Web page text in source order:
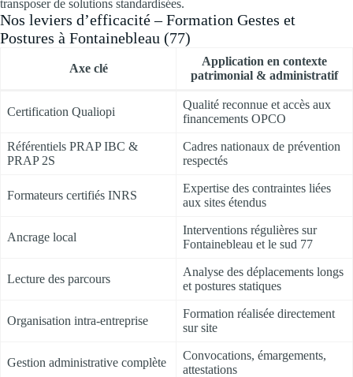
transposer de solutions standardisées.
Nos leviers d’efficacité – Formation Gestes et
Postures à Fontainebleau (77)
Axe clé
Application en contexte
patrimonial & administratif
Certification Qualiopi
Qualité reconnue et accès aux
financements OPCO
Référentiels PRAP IBC &
PRAP 2S
Cadres nationaux de prévention
respectés
Formateurs certifiés INRS
Expertise des contraintes liées
aux sites étendus
Ancrage local
Interventions régulières sur
Fontainebleau et le sud 77
Lecture des parcours
Analyse des déplacements longs
et postures statiques
Organisation intra-entreprise
Formation réalisée directement
sur site
Gestion administrative complète
Convocations, émargements,
attestations